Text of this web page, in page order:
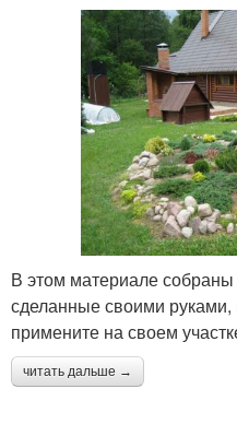
В этом материале
сделанные своими
примените на своем
читать дальше →